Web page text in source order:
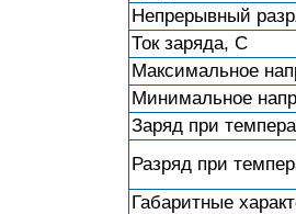
Непрерывный
Ток заряда, C
Максимальное
Минимальное
Заряд при
Разряд при
Габаритные